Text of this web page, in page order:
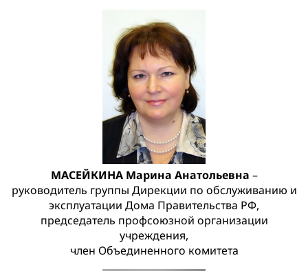
МАСЕЙКИНА Марина Анатольевна –
руководитель группы Дирекции по обслуживанию и
эксплуатации Дома Правительства РФ,
председатель профсоюзной организации
учреждения,
член Объединенного комитета